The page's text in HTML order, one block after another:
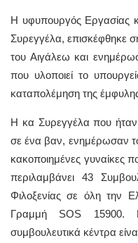
Η υφυπουργός Εργασίας
Συρεγγέλα, επισκέφθηκε
του Αιγάλεω και
που υλοποιεί το
καταπολέμηση της έμφυλης
Η κα Συρεγγέλα που ήταν
σε ένα βαν, ενημέρωσαν
κακοποιημένες γυναίκες
περιλαμβάνει 43
Φιλοξενίας σε όλη την
Γραμμή SOS 15900.
συμβουλευτικά κέντρα